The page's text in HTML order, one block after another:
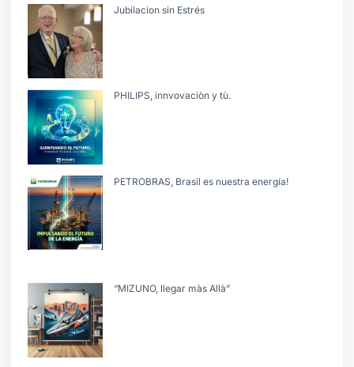
Jubilacion sin Estrés
PHILIPS, innvovaciòn y tù.
PETROBRAS, Brasil es nuestra energía!
“MIZUNO, llegar màs Allà”